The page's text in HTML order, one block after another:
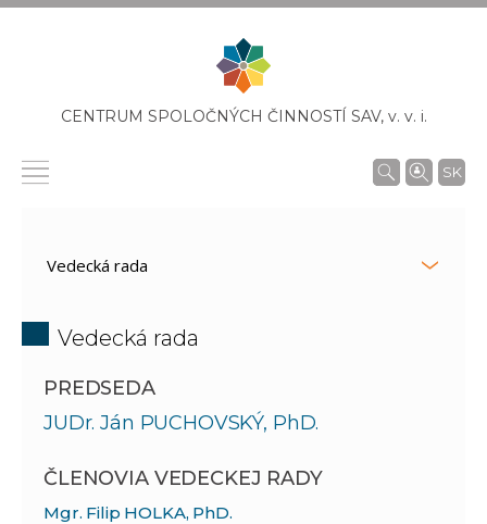
CENTRUM SPOLOČNÝCH ČINNOSTÍ SAV, v. v. i.
SK
Vedecká rada
PREDSEDA
JUDr. Ján PUCHOVSKÝ, PhD.
ČLENOVIA VEDECKEJ RADY
Mgr. Filip HOLKA, PhD.